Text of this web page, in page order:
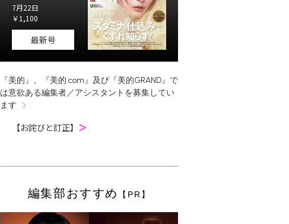
7月22日
￥1,100
最新号
『美的』、『美的.com』及び『美的GRAND』で
は意欲ある編集者／アシスタントを募集してい
ます
【お詫びと訂正】 ＞
編集部おすすめ 【PR】